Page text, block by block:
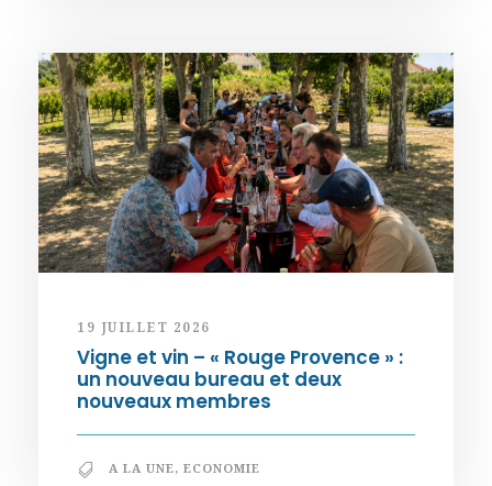
19 JUILLET 2026
Vigne et vin – « Rouge Provence » :
un nouveau bureau et deux
nouveaux membres
A LA UNE, ECONOMIE